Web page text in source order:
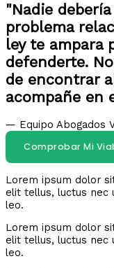
"Nadie
problema
ley te ampara
defenderte.
de encontrar
acompañe en
— Equipo Abogados
Comprobar Mi
Lorem ipsum dolor
elit tellus, luctus nec
leo.
Lorem ipsum dolor
elit tellus, luctus nec
leo.